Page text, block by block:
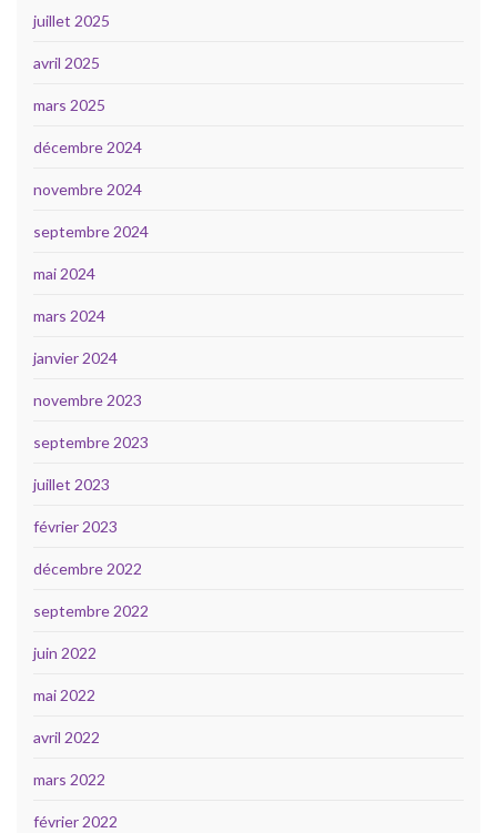
juillet 2025
avril 2025
mars 2025
décembre 2024
novembre 2024
septembre 2024
mai 2024
mars 2024
janvier 2024
novembre 2023
septembre 2023
juillet 2023
février 2023
décembre 2022
septembre 2022
juin 2022
mai 2022
avril 2022
mars 2022
février 2022